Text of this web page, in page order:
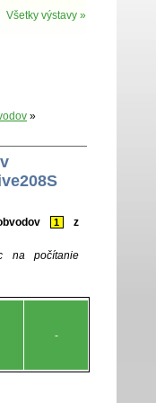
Všetky výstavy »
»
1 z
na počítanie
-